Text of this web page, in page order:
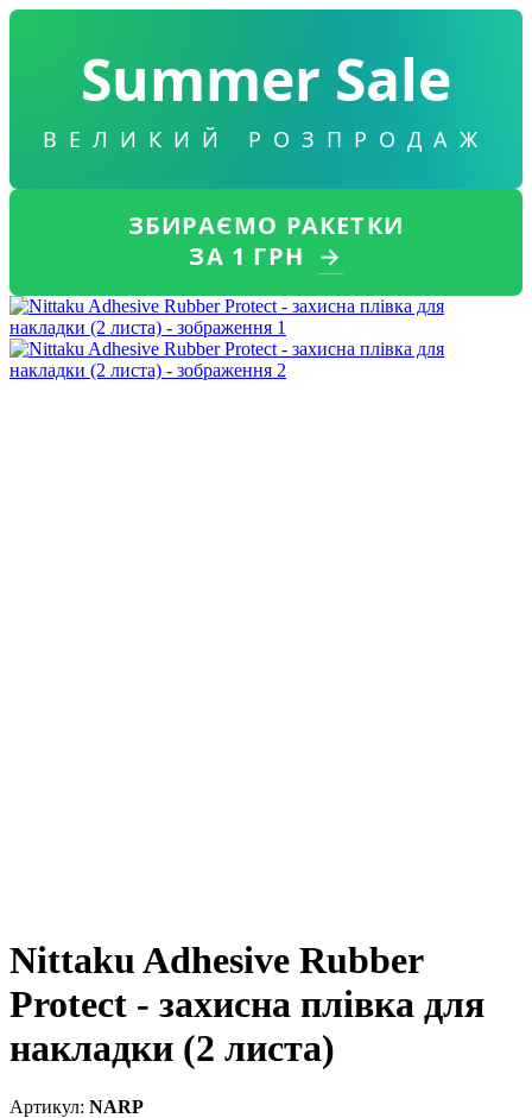
Summer Sale
ВЕЛИКИЙ РОЗПРОДАЖ
ЗБИРАЄМО РАКЕТКИ
ЗА 1 ГРН →
Nittaku Adhesive Rubber
Protect - захисна плівка для
накладки (2 листа)
NARP